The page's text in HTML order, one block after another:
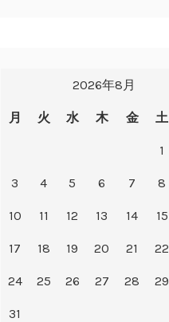
2026年8月
月 火 水 木 金 土
1
3 4 5 6 7 8
10 11 12 13 14 15
17 18 19 20 21 22
24 25 26 27 28 29
31